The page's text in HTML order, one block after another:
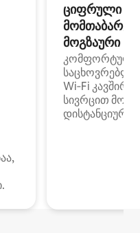
ციფრული
მოგზაური
კომფორტული
Wi‑Fi
სივრცით
დისტანციური